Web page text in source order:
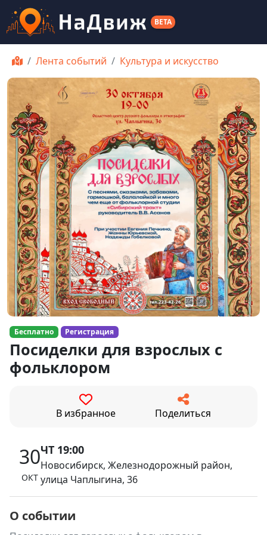
BETA
Лента событий Культура и искусство
Бесплатно Регистрация
Посиделки для взрослых с
фольклором
В избранное Поделиться
30
ОКТ
ЧТ 19:00
Новосибирск, Железнодорожный район,
улица Чаплыгина, 36
О событии